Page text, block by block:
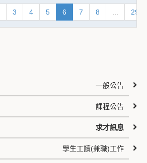
3 4 5 6 7 8 29
一般公告
課程公告
求才訊息
學生工讀(兼職)工作